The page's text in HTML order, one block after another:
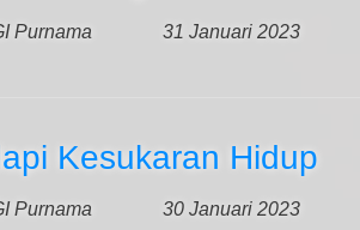
31 Januari 2023
Purnama
Kesukaran Hidup
30 Januari 2023
Purnama